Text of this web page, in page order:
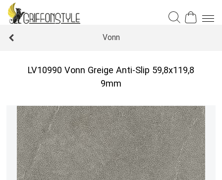
Vonn
LV10990 Vonn Greige Anti-Slip 59,8x119,8
9mm